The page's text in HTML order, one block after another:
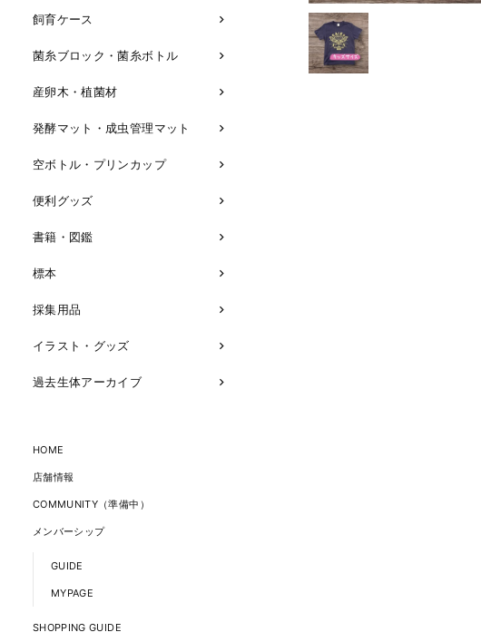
飼育ケース
菌糸ブロック・菌糸ボトル
産卵木・植菌材
発酵マット・成虫管理マット
空ボトル・プリンカップ
便利グッズ
書籍・図鑑
標本
採集用品
イラスト・グッズ
過去生体アーカイブ
HOME
店舗情報
COMMUNITY（準備中）
メンバーシップ
GUIDE
MYPAGE
SHOPPING GUIDE